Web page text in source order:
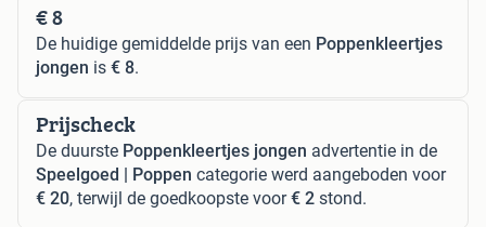
€ 8
De huidige gemiddelde prijs van een Poppenkleertjes
jongen is € 8.
Prijscheck
De duurste Poppenkleertjes jongen advertentie in de
Speelgoed | Poppen categorie werd aangeboden voor
€ 20, terwijl de goedkoopste voor€ 2 stond.